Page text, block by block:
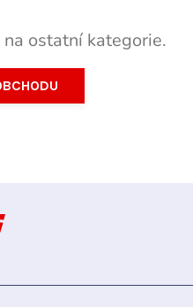
ostatní kategorie.